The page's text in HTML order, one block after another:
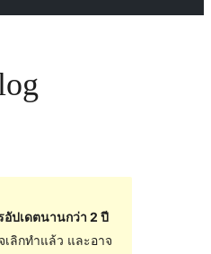
อัปเดตนานกว่า 2 ปี
ลิกทำแล้ว และอาจ